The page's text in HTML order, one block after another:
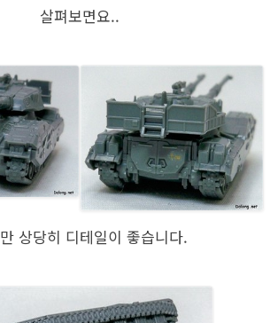
살펴보면요..
상당히 디테일이 좋습니다.